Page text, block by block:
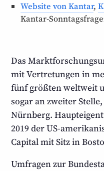
Website von Kantar,
Kantar-
Das
mit Vertretungen in
fünf größten weltweit
sogar an zweiter
Nürnberg.
2019 der US-
Capital mit Sitz in
Umfragen zur